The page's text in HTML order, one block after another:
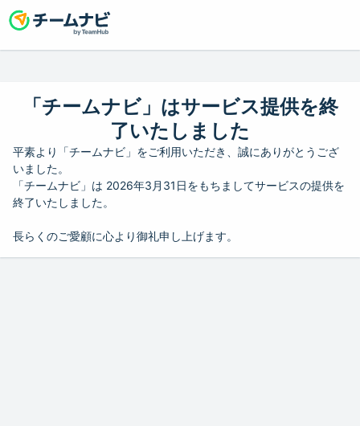
「チームナビ」はサービス提供を終
了いたしました
平素より「チームナビ」をご利用いただき、誠にありがとうござ
いました。
「チームナビ」は 2026年3月31日をもちましてサービスの提供を
終了いたしました。
長らくのご愛顧に心より御礼申し上げます。